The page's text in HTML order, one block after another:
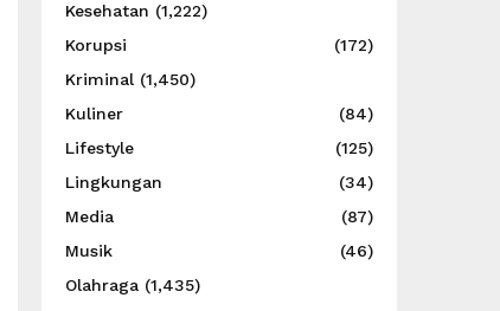
Kesehatan (1,222)
Korupsi
(172)
Kriminal (1,450)
Kuliner
(84)
Lifestyle
(125)
Lingkungan
(34)
Media
(87)
Musik
(46)
Olahraga (1,435)